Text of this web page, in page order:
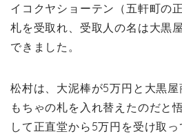
イコクヤショーテン（五軒町の
札を受取れ、受取人の名は大黒
できました。
松村は、大泥棒が5万円と大黒
もちゃの札を入れ替えたのだと
して正直堂から5万円を受け取っ